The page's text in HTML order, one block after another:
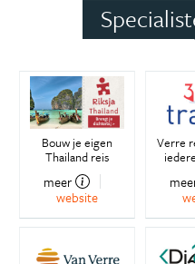
Bouw je eigen
Thailand reis
meer
website
Verre